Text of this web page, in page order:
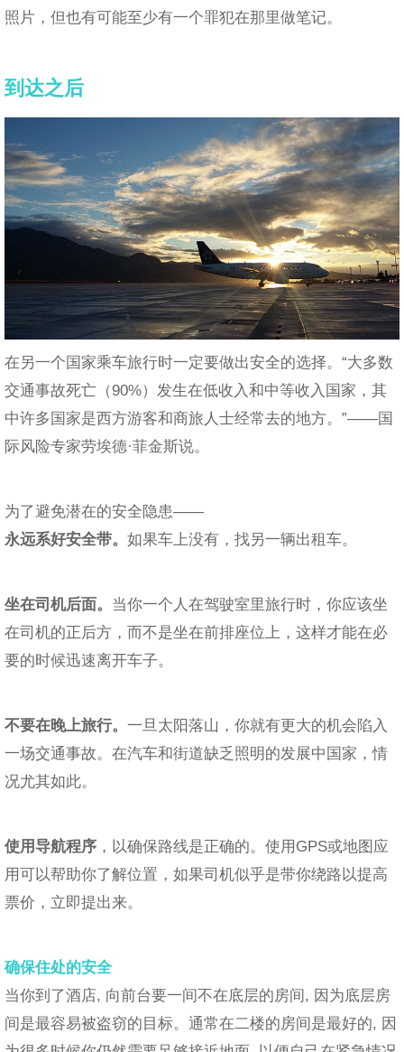
照片，但也有可能至少有一个罪犯在那里做笔记。
到达之后
在另一个国家乘车旅行时一定要做出安全的选择。“大多数
交通事故死亡（90%）发生在低收入和中等收入国家，其
中许多国家是西方游客和商旅人士经常去的地方。”——国
际风险专家劳埃德·菲金斯说。
为了避免潜在的安全隐患——
永远系好安全带。 如果车上没有，找另一辆出租车。
坐在司机后面。 当你一个人在驾驶室里旅行时，你应该坐
在司机的正后方，而不是坐在前排座位上，这样才能在必
要的时候迅速离开车子。
不要在晚上旅行。 一旦太阳落山，你就有更大的机会陷入
一场交通事故。在汽车和街道缺乏照明的发展中国家，情
况尤其如此。
使用导航程序 ，以确保路线是正确的。使用GPS或地图应
用可以帮助你了解位置，如果司机似乎是带你绕路以提高
票价，立即提出来。
确保住处的安全
当你到了酒店, 向前台要一间不在底层的房间, 因为底层房
间是最容易被盗窃的目标。通常在二楼的房间是最好的, 因